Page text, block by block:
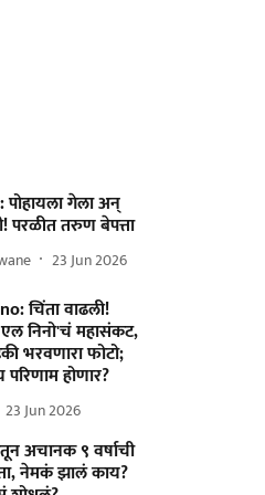
गेला अन्
परळीत तरुण बेपत्ता
23 Jun 2026
चिंता वाढली!
निनो'चं महासंकट,
भरवणारा फोटो;
होणार?
23 Jun 2026
अचानक ९ वर्षाची
नेमकं झालं काय?